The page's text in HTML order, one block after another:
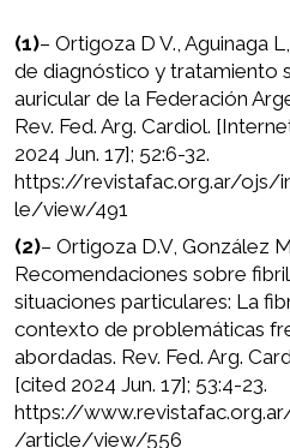
(1)– Ortigoza D V., Aguinaga
de diagnóstico y tratamiento
auricular de la Federación
Rev. Fed. Arg. Cardiol.
2024 Jun. 17]; 52:6-32.
https://revistafac.org.ar/ojs/
le/view/491
(2)– Ortigoza D.V, González
Recomendaciones sobre
situaciones particulares: La
contexto de problemáticas
abordadas. Rev. Fed. Arg.
[cited 2024 Jun. 17]; 53:4-23.
https://
/article/view/556